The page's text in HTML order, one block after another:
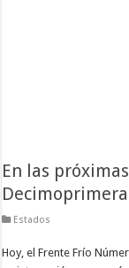
En las
Estados
Hoy, el Frente Frío